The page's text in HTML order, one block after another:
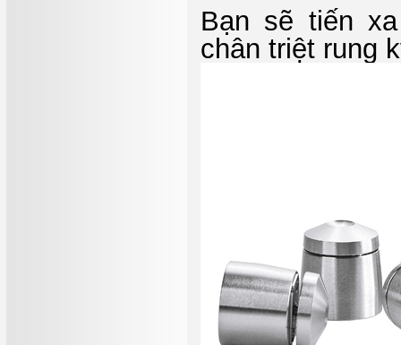
Bạn sẽ tiến
chân triệt rung